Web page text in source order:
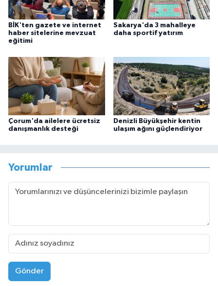
BİK'ten gazete ve internet
haber sitelerine mevzuat
eğitimi
Sakarya'da 3 mahalleye
daha sportif yatırım
Çorum'da ailelere ücretsiz
danışmanlık desteği
Denizli Büyükşehir kentin
ulaşım ağını güçlendiriyor
Yorumlar
Gönder